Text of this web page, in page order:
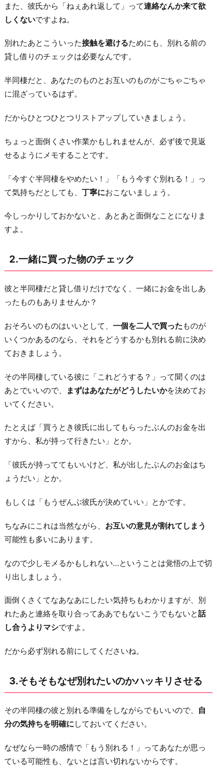
ッ
ク
3.
そ
そ
も
ぜ
れ
い
の
ハ
ッ
リ
さ
せ
る
別
れ
た
何
を
す
る
か
ミ
ュ
ー
ョ
ン
を
す
5.
彼
に
わ
そ
な
こ
を
想
また、彼氏から「ねぇあれ返して」って連絡なんか来て欲
しくないですよね。
別れたあとこういった接触を避けるためにも、別れる前の
貸し借りのチェックは必要なんです。
半同棲だと、あなたのものとお互いのものがごちゃごちゃ
に混ざっているはず。
だからひとつひとつリストアップしていきましょう。
ちょっと面倒くさい作業かもしれませんが、必ず後で見返
せるようにメモすることです。
「今すぐ半同棲をやめたい！」「もう今すぐ別れる！」っ
て気持ちだとしても、 丁寧におこないましょう。
今しっかりしておかないと、あとあと面倒なことになりま
すよ。
2.一緒に買った物のチェック
彼と半同棲だと貸し借りだけでなく、一緒にお金を出しあ
ったものもありませんか？
おそろいのものはいいとして、 一個を二人で買った ものが
いくつかあるのなら、それをどうするかも別れる前に決め
ておきましょう。
その半同棲している彼に「これどうする？」って聞くのは
あとでいいので、
まずはあなたがどうしたいかを決めてお
いてください。
たとえば「買うとき彼氏に出してもらったぶんのお金を出
すから、私が持って行きたい」とか。
「彼氏が持っててもいいけど、私が出したぶんのお金はち
ょうだい」とか。
もしくは「もうぜんぶ彼氏が決めていい」とかです。
ちなみにこれは当然ながら、 お互いの意見が割れてしまう
可能性も多いにあります。
なので少しモメるかもしれない…ということは覚悟の上で切
り出しましょう。
面倒くさくてなあなあにしたい気持ちもわかりますが、別
れたあと連絡を取り合ってああでもないこうでもないと話
し合うよりマシですよ。
だから必ず別れる前にしてくださいね。
3.そもそもなぜ別れたいのかハッキリさせる
その半同棲の彼と別れる準備をしながらでもいいので、 自
分の気持ちを明確に しておいてください。
なぜなら一時の感情で「もう別れる！」ってあなたが思っ
ている可能性も、ないとは言い切れないからです。